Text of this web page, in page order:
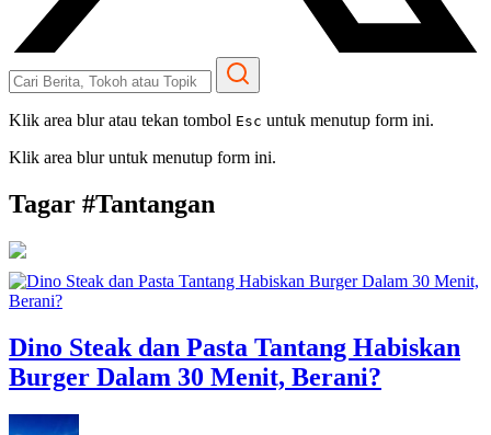
Klik area blur atau tekan tombol Esc untuk menutup form ini.
Klik area blur untuk menutup form ini.
Tagar #Tantangan
Dino Steak dan Pasta Tantang Habiskan
Burger Dalam 30 Menit, Berani?